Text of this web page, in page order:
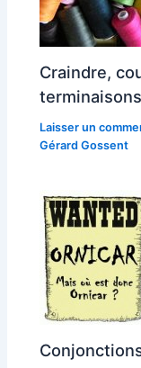
Craindre,
Laisser un
Gérard Gossent